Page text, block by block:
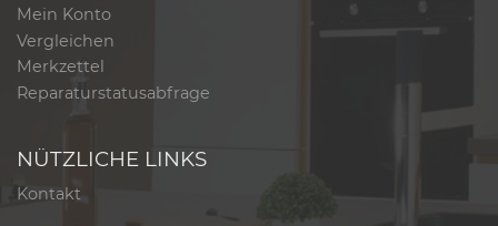
Mein Konto
Vergleichen
Merkzettel
Reparaturstatusabfrage
NÜTZLICHE LINKS
Kontakt